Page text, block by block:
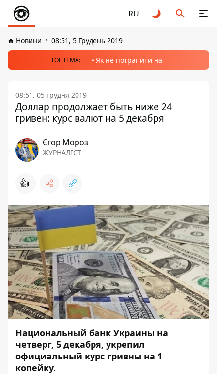
RU
Новини 08:51, 5 Грудень 2019
ТОПТЕМА: Як не потрапити на
08:51, 05 грудня 2019
Доллар продолжает быть ниже 24
гривен: курс валют на 5 декабря
Єгор Мороз
ЖУРНАЛІСТ
👍
Национальный банк Украины на
четверг, 5 декабря, укрепил
официальный курс гривны на 1
копейку.